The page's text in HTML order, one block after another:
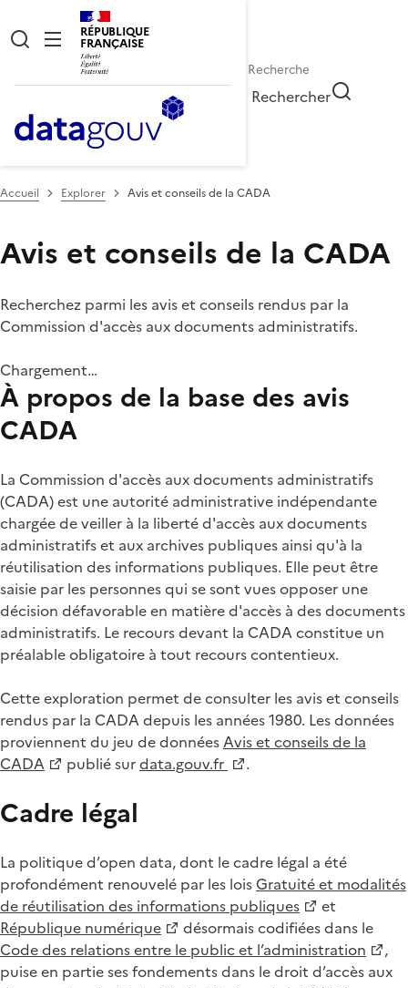
RÉPUBLIQUE
FRANÇAISE
Rechercher
Accueil Explorer Avis et conseils de la CADA
Avis et conseils de la CADA
Recherchez parmi les avis et conseils rendus par la
Commission d'accès aux documents administratifs.
Chargement…
À propos de la base des avis
CADA
La Commission d'accès aux documents administratifs
(CADA) est une autorité administrative indépendante
chargée de veiller à la liberté d'accès aux documents
administratifs et aux archives publiques ainsi qu'à la
réutilisation des informations publiques. Elle peut être
saisie par les personnes qui se sont vues opposer une
décision défavorable en matière d'accès à des documents
administratifs. Le recours devant la CADA constitue un
préalable obligatoire à tout recours contentieux.
Cette exploration permet de consulter les avis et conseils
rendus par la CADA depuis les années 1980. Les données
proviennent du jeu de donnéesAvis et conseils de la
CADA
publié surdata.gouv.fr .
Cadre légal
La politique d’open data, dont le cadre légal a été
profondément renouvelé par les loisGratuité et modalités
de réutilisation des informations publiques
et
République numérique
désormais codifiées dans le
Code des relations entre le public et l’administration
,
puise en partie ses fondements dans le droit d’accès aux